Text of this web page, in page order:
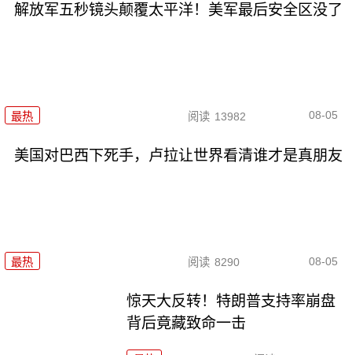
解放军五秒镜头颠覆太平洋！美军最后安全区没了
最热 阅读 13982 08-05
美国对巴西下死手，卢拉让世界看清谁才是真朋友
最热 阅读 8290 08-05
惊天大反转！特朗普支持率崩盘
背后竟藏致命一击